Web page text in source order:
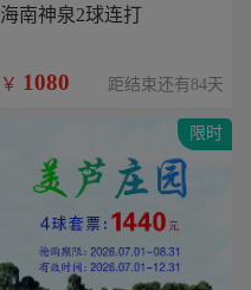
海南神泉2球连打
￥ 1080 距结束还有84天
限时